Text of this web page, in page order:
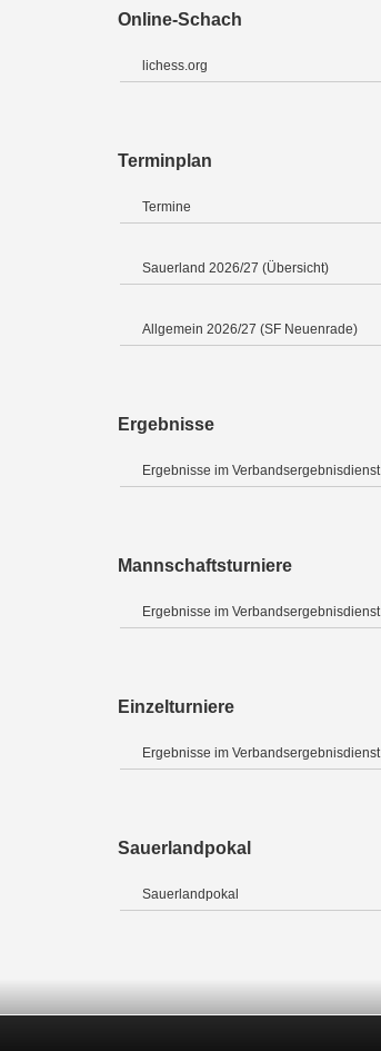
Online-Schach
lichess.org
Terminplan
Termine
Sauerland 2026/27 (Übersicht)
Allgemein 2026/27 (SF Neuenrade)
Ergebnisse
Ergebnisse im Verbandsergebnisdienst
Mannschaftsturniere
Ergebnisse im Verbandsergebnisdienst
Einzelturniere
Ergebnisse im Verbandsergebnisdienst
Sauerlandpokal
Sauerlandpokal